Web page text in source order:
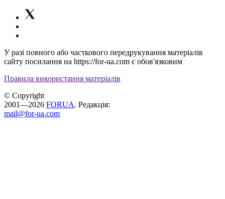
У разі повного або часткового передрукування матеріалів
сайту посилання на https://for-ua.com є обов'язковим
Правила використання матеріалів
© Copyright
2001—2026 FORUA. Редакція:
mail@for-ua.com